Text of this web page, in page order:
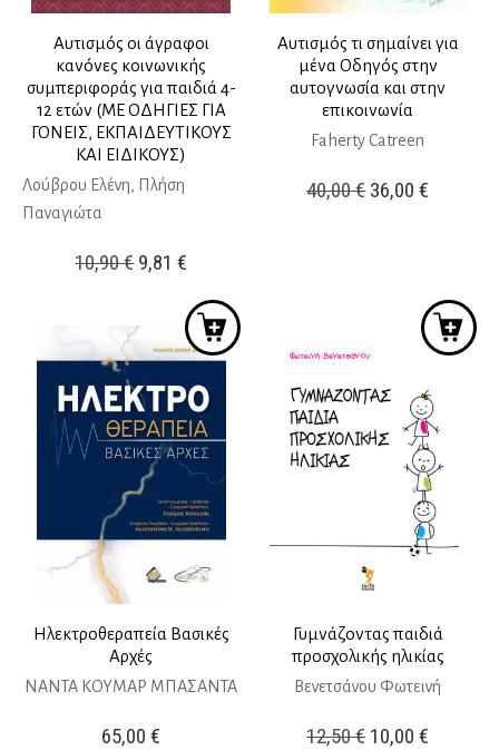
Αυτισμός οι άγραφοι
κανόνες κοινωνικής
συμπεριφοράς για παιδιά 4-
12 ετών (ΜΕ ΟΔΗΓΙΕΣ ΓΙΑ
ΓΟΝΕΙΣ, ΕΚΠΑΙΔΕΥΤΙΚΟΥΣ
ΚΑΙ ΕΙΔΙΚΟΥΣ)
Λούβρου Ελένη, Πλήση
Παναγιώτα
10,90€Original
was:
10,90 €.
9,81€
τιμή
είναι:
9,81 €.
Αυτισμός τι σημαίνει για
μένα Οδηγός στην
αυτογνωσία και στην
επικοινωνία
Faherty Catreen
40,00€ Original
36,00€
36,00 €.
Ηλεκτροθεραπεία Βασικές
Αρχές
ΝΑΝΤΑ ΚΟΥΜΑΡ ΜΠΑΣΑΝΤΑ
65,00€
Γυμνάζοντας παιδιά
προσχολικής ηλικίας
Βενετσάνου Φωτεινή
12,50€ Original
10,00€